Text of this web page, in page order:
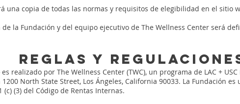
una copia de todas las normas y requisitos de elegibilidad en el sitio
de la Fundación y del equipo ejecutivo de The Wellness Center será
Reglas y
es realizado por The Wellness Center (TWC), un programa de LAC +
North State Street, Los Ángeles, California 90033. La Fundación
(c) (3) del Código de Rentas Internas.